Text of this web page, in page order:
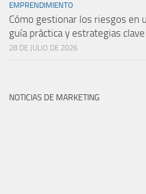
EMPRENDIMIENTO
Cómo gestionar los riesgos en
guía práctica y estrategias clave
28 DE JULIO DE 2026
NOTICIAS DE MARKETING